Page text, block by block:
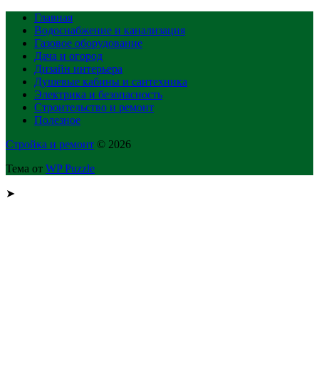
Главная
Водоснабжение и канализация
Газовое оборудование
Дача и огород
Дизайн интерьера
Душевые кабины и сантехника
Электрика и безопасность
Строительство и ремонт
Полезное
Стройка и ремонт © 2026
Тема от WP Puzzle
➤